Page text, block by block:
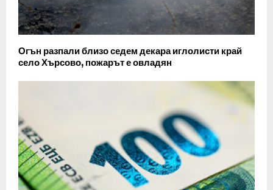
Огън разпали близо седем декара иглолисти край
село Хърсово, пожарът е овладян